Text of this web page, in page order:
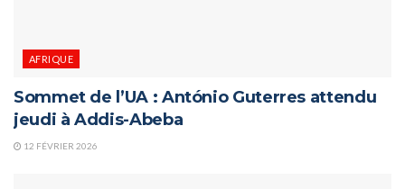
AFRIQUE
Sommet de l’UA : António Guterres attendu
jeudi à Addis-Abeba
12 FÉVRIER 2026